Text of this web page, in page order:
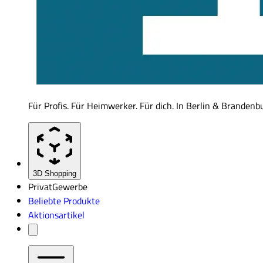
Für Profis. Für Heimwerker. Für dich. In Berlin &
3D Shopping
PrivatGewerbe
Beliebte Produkte
Aktionsartikel